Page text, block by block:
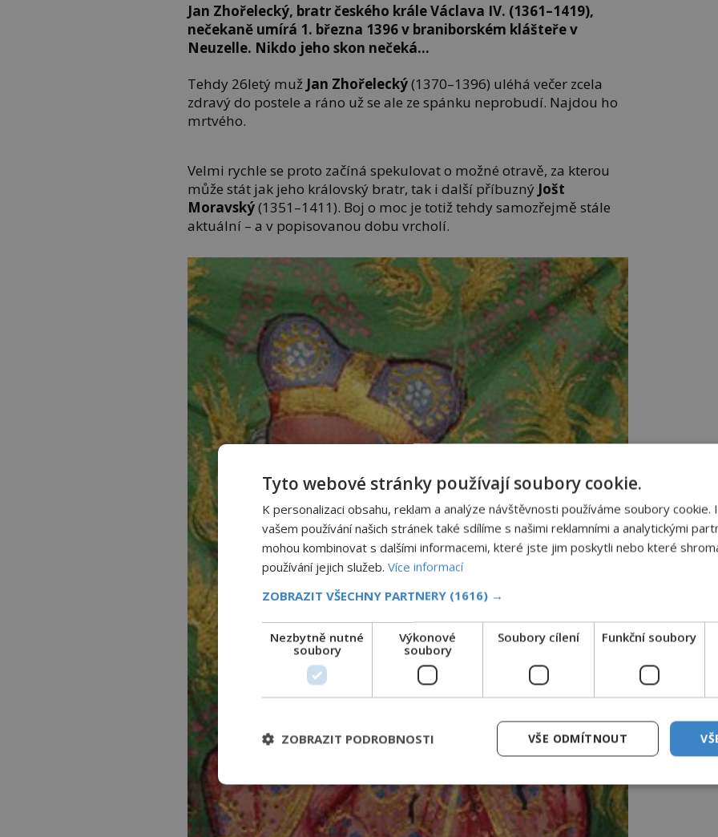
Jan Zhořelecký, bratr českého krále Václava IV. (1361–1419),
nečekaně umírá 1. března 1396 v braniborském klášteře v
Neuzelle. Nikdo jeho skon nečeká…
Tehdy 26letý muž Jan Zhořelecký(1370–1396) uléhá večer zcela
zdravý do postele a ráno už se ale ze spánku neprobudí. Najdou ho
mrtvého.
Velmi rychle se proto začíná spekulovat o možné otravě, za kterou
může stát jak jeho královský bratr, tak i další příbuzný Jošt
Moravský(1351–1411). Boj o moc je totiž tehdy samozřejmě stále
aktuální – a v popisovanou dobu vrcholí.
Tyto webové stránky používají soubory cookie.
K personalizaci obsahu, reklam a analýze návštěvnosti používáme soubory cookie.
vašem používání našich stránek také sdílíme s našimi reklamními a analytickými
mohou kombinovat s dalšími informacemi, které jste jim poskytli nebo které
používání jejich služeb. Více informací
ZOBRAZIT VŠECHNY PARTNERY (1616) →
Nezbytně nutné
soubory
Výkonové
soubory
Soubory cílení Funkční soubory
VŠE ODMÍTNOUT
ZOBRAZIT PODROBNOSTI